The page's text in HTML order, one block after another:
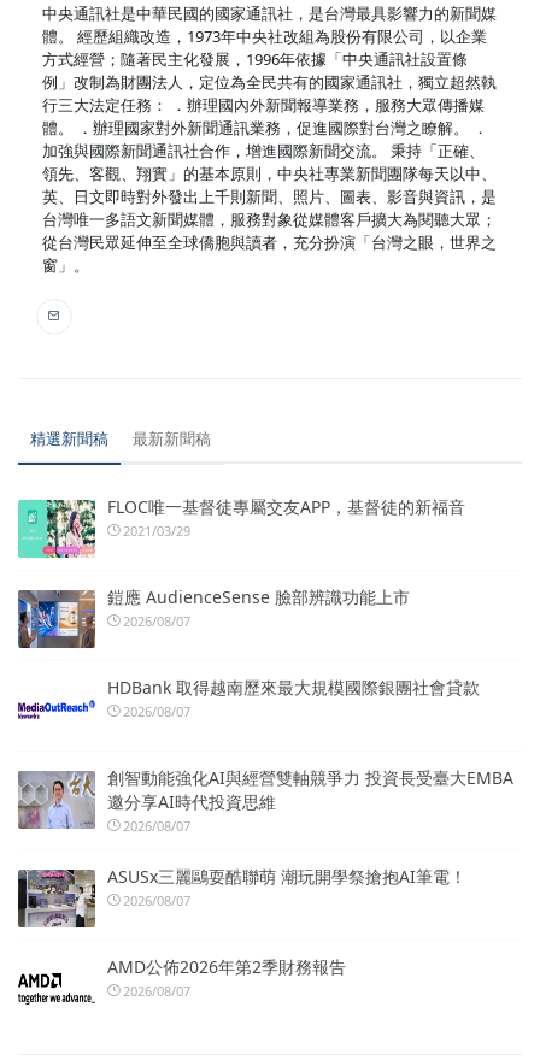
中央通訊社是中華民國的國家通訊社，是台灣最具影響力的新聞媒
體。 經歷組織改造，1973年中央社改組為股份有限公司，以企業
方式經營；隨著民主化發展，1996年依據「中央通訊社設置條
例」改制為財團法人，定位為全民共有的國家通訊社，獨立超然執
行三大法定任務： ．辦理國內外新聞報導業務，服務大眾傳播媒
體。 ．辦理國家對外新聞通訊業務，促進國際對台灣之瞭解。 ．
加強與國際新聞通訊社合作，增進國際新聞交流。 秉持「正確、
領先、客觀、翔實」的基本原則，中央社專業新聞團隊每天以中、
英、日文即時對外發出上千則新聞、照片、圖表、影音與資訊，是
台灣唯一多語文新聞媒體，服務對象從媒體客戶擴大為閱聽大眾；
從台灣民眾延伸至全球僑胞與讀者，充分扮演「台灣之眼，世界之
窗」。
精選新聞稿 最新新聞稿
FLOC唯一基督徒專屬交友APP，基督徒的新福音
2021/03/29
鎧應 AudienceSense 臉部辨識功能上市
2026/08/07
HDBank 取得越南歷來最大規模國際銀團社會貸款
2026/08/07
創智動能強化AI與經營雙軸競爭力 投資長受臺大EMBA
邀分享AI時代投資思維
2026/08/07
ASUSx三麗鷗耍酷聯萌 潮玩開學祭搶抱AI筆電！
2026/08/07
AMD公佈2026年第2季財務報告
2026/08/07